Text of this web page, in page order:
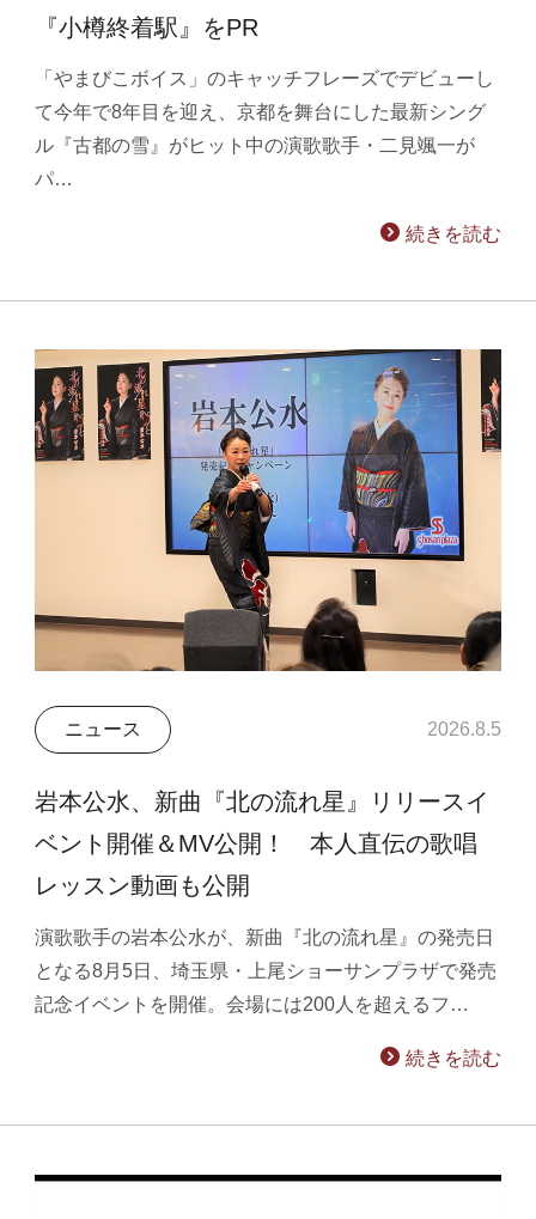
『小樽終着駅』をPR
「やまびこボイス」のキャッチフレーズでデビューし
て今年で8年目を迎え、京都を舞台にした最新シング
ル『古都の雪』がヒット中の演歌歌手・二見颯一が
パ…
続きを読む
ニュース 2026.8.5
岩本公水、新曲『北の流れ星』リリースイ
ベント開催＆MV公開！ 本人直伝の歌唱
レッスン動画も公開
演歌歌手の岩本公水が、新曲『北の流れ星』の発売日
となる8月5日、埼玉県・上尾ショーサンプラザで発売
記念イベントを開催。会場には200人を超えるフ…
続きを読む